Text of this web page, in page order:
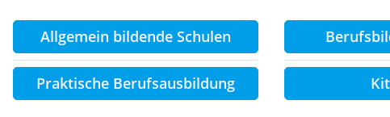
Allgemein bildende Schulen
Praktische Berufsausbildung